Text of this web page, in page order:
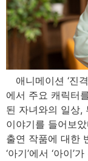
애니메이션 ‘진
에서 주요 캐릭터
된 자녀와의 일상,
이야기를 들어보
출연 작품에 대한
‘아기’에서 ‘아이’